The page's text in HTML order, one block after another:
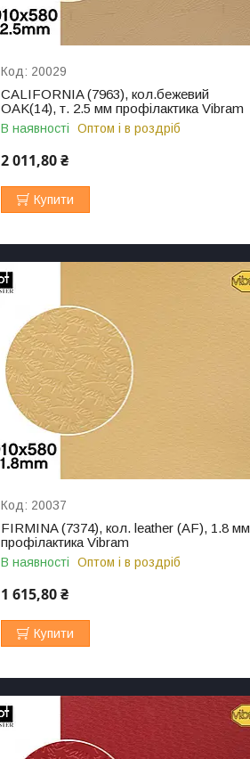
20029
CALIFORNIA (7963), кол.бежевий
OAK(14), т. 2.5 мм профілактика Vibram
В наявності Оптом і в роздріб
2 011,80 ₴
Купити
20037
FIRMINA (7374), кол. leather (AF), 1.8 мм
профілактика Vibram
В наявності Оптом і в роздріб
1 615,80 ₴
Купити